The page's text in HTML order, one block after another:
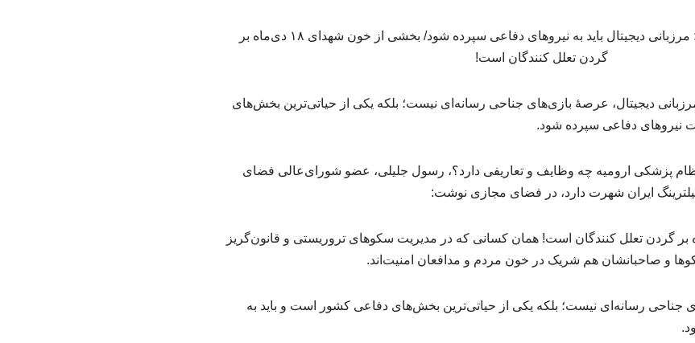
دیجیتال، عرصهٔ بازی‌های جناحی رسانه‌ای نیست؛ بلکه یکی از حیاتی‌ترین بخش‌های
نیروهای دفاعی سپرده شود.
پزشکی ارومیه چه وظایف و تعاریفی دارد؟، رسول جلیلی، عضو شورای‌عالی فضای
ایران شهرت دارد، در فضای مجازی نوشت:
خون شهدای ۱۸ دی‌ماه بر گردن تعلل کنندگان است! همان کسانی که در مدیریت سکوهای تروریستی و قانون‌گریز
و صاحبانشان هم شریک در خون مردم و مدافعان امنیت‌اند.
جناحی رسانه‌ای نیست؛ بلکه یکی از حیاتی‌ترین بخش‌های دفاعی کشور است و باید به